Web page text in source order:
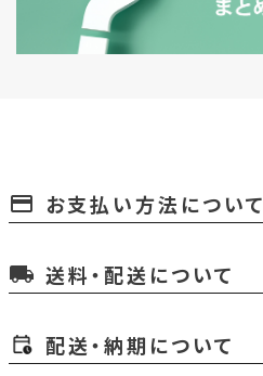
payment お支払い方法について
local_shipping 送料・配送について
配送・納期について